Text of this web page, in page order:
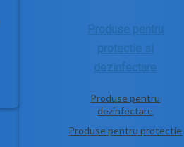
Produse pentru
protectie si
dezinfectare
Produse pentru
dezinfectare
Produse pentru protectie